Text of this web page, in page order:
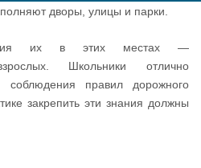
дворы, улицы и парки.
их в этих местах —
Школьники отлично
соблюдения правил дорожного
закрепить эти знания должны